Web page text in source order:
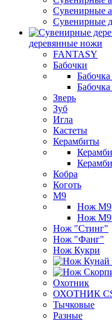
Сувенирные
Сувенирные
деревянные ножи
FANTASY
Бабочки
Бабочка
Зверь
Зуб
Игла
Кастеты
Керамбиты
Кобра
Коготь
М9
Нож М9
Нож М9
Нож "Стинг"
Нож "Фанг"
Нож Кукри
Охотник
ОХОТНИК
Тычковые
Разные